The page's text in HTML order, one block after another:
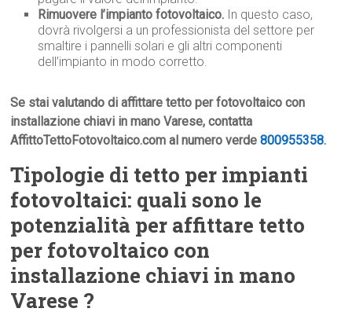
Rimuovere l’impianto fotovoltaico. In questo caso,
dovrà rivolgersi a un professionista del settore per
smaltire i pannelli solari e gli altri componenti
dell’impianto in modo corretto.
Se stai valutando di affittare tetto per fotovoltaico con
installazione chiavi in mano Varese, contatta
AffittoTettoFotovoltaico.com al numero verde800955358.
Tipologie di tetto per impianti
fotovoltaici: quali sono le
potenzialità per affittare tetto
per fotovoltaico con
installazione chiavi in mano
Varese ?